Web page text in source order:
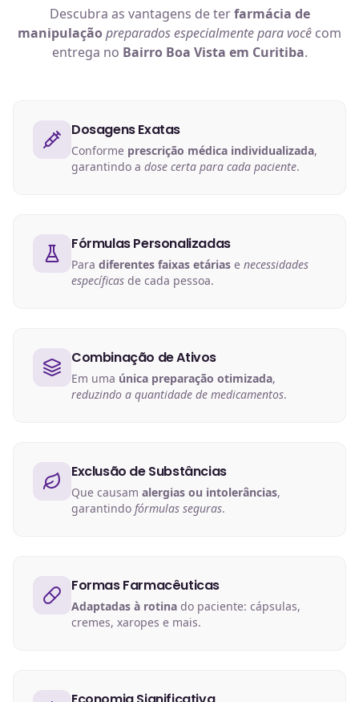
Descubra as vantagens de terfarmácia de
manipulaçãopreparados especialmente para você com
entrega no Bairro Boa Vista em Curitiba.
Dosagens Exatas
Conforme prescrição médica individualizada,
garantindo a dose certa para cada paciente.
Fórmulas Personalizadas
Para diferentes faixas etárias e necessidades
específicas de cada pessoa.
Combinação de Ativos
Em uma única preparação otimizada,
reduzindo a quantidade de medicamentos.
Exclusão de Substâncias
Que causam alergias ou intolerâncias,
garantindo fórmulas seguras.
Formas Farmacêuticas
Adaptadas à rotina do paciente: cápsulas,
cremes, xaropes e mais.